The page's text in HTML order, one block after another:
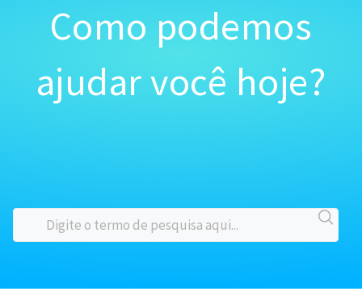
Como podemos
ajudar você hoje?